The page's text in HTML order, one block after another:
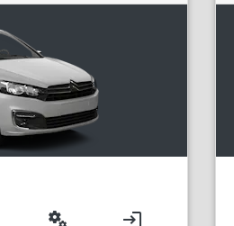
miscellaneous_services login